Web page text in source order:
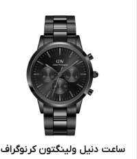
ساعت دنیل ولینگتون کرنوگراف